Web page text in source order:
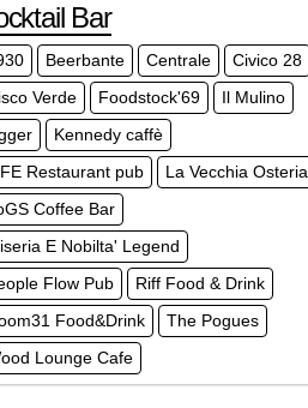
Bar
Beerbante Centrale
Civico 28
Verde
Foodstock'69
Il Mulino
Kennedy caffè
Restaurant pub
La Vecchia Osteria
Coffee Bar
E Nobilta' Legend
Flow Pub
Riff Food & Drink
Food&Drink
The Pogues
Lounge Cafe